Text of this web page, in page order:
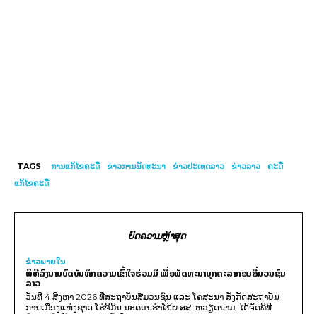
TAGS ການແກ້ໄຂຄະດີ ຂ່າວການພັດທະນາ ຂ່າວປະເທດລາວ ຂ່າວລາວ
ຄະດີ
ແກ້ໄຂຄະດີ
ບົດຄວາມຫຼ້າສຸດ
ຂ່າວພາຍ​ໃນ
ພິທີລົງນາມບົດບັນທຶກຄວາມເຂົ້າໃຈຮ່ວມມື ເພື່ອພັດທະນາບຸກຄະລາກອນສື່ມວນຊົນ
ລາວ
ວັນທີ 4 ສິງຫາ 2026 ທີ່ສະຖາບັນສື່ມວນຊົນ ແລະ ໂຄສະນາ ສັງກັດສະຖາບັນ
ການເມືອງແຫ່ງຊາດ ໂຮ່ຈິມິນ ນະຄອນຮ່າໂນ້ຍ ສສ. ຫວຽດນາມ, ໄດ້ຈັດພິທີ